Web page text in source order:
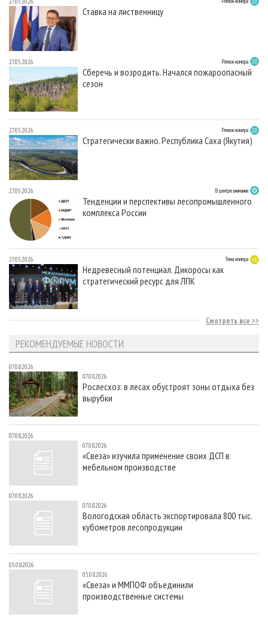
Ставка на лиственницу
27.05.2026 Регион номера
Сберечь и возродить. Начался пожароопасный
сезон
27.05.2026 Регион номера
Стратегически важно. Республика Саха (Якутия)
27.05.2026 В центре внимания
Тенденции и перспективы лесопромышленного
комплекса России
27.05.2026 Тема номера
Недревесный потенциал. Дикоросы как
стратегический ресурс для ЛПК
Смотреть все
РЕКОМЕНДУЕМЫЕ НОВОСТИ
07.08.2026
07.08.2026
Рослесхоз: в лесах обустроят зоны отдыха без
вырубки
07.08.2026
07.08.2026
«Свеза» изучила применение своих ДСП в
мебельном производстве
07.08.2026
07.08.2026
Вологодская область экспортировала 800 тыс.
кубометров лесопродукции
05.08.2026
05.08.2026
«Свеза» и ММПОФ объединили
производственные системы